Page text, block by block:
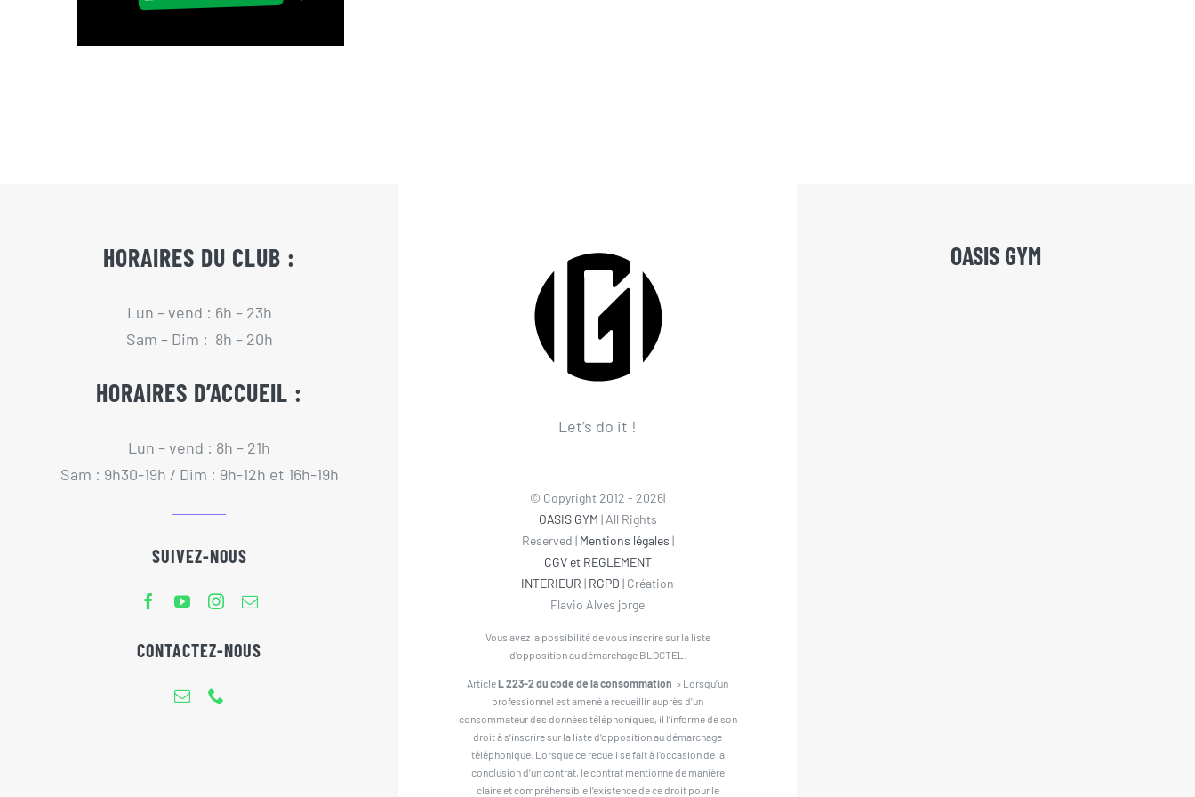
HORAIRES DU CLUB :
Lun – vend : 6h – 23h
Sam – Dim : 8h – 20h
HORAIRES D’ACCUEIL :
Lun – vend : 8h – 21h
Sam : 9h30-19h / Dim : 9h-12h et 16h-19h
SUIVEZ-NOUS
CONTACTEZ-NOUS
Let’s do it !
© Copyright 2012 - 2026|
OASIS GYM | All Rights
Reserved | Mentions légales |
CGV et REGLEMENT
INTERIEUR | RGPD | Création
Flavio Alves jorge
Vous avez la possibilité de vous inscrire sur la liste
d’opposition au démarchage BLOCTEL.
ArticleL 223-2 du code de la consommation » Lorsqu’un
professionnel est amené à recueillir auprès d’un
consommateur des données téléphoniques, il l’informe de son
droit à s’inscrire sur la liste d’opposition au démarchage
téléphonique. Lorsque ce recueil se fait à l’occasion de la
conclusion d’un contrat, le contrat mentionne de manière
claire et compréhensible l’existence de ce droit pour le
OASIS GYM